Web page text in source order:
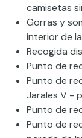
camisetas
Gorras y
interior de
Recogida
Punto de
Punto de
Jarales V -
Punto de
Punto de